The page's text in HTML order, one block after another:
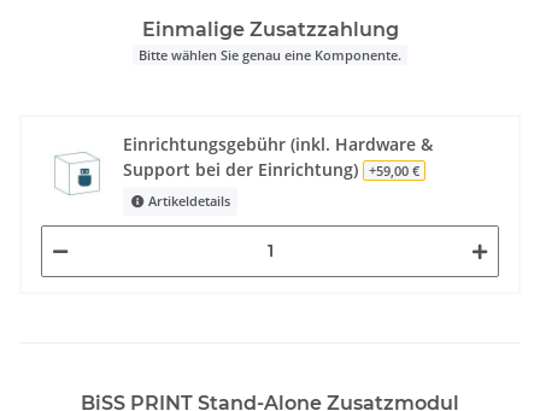
Einmalige Zusatzzahlung
Bitte wählen Sie genau eine Komponente.
Einrichtungsgebühr (inkl. Hardware &
Support bei der Einrichtung)
+59,00 €
Artikeldetails
BiSS PRINT Stand-Alone Zusatzmodul